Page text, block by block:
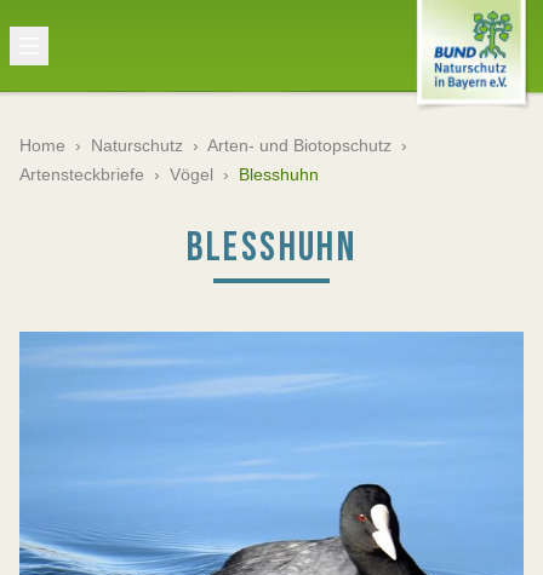
Home › Naturschutz › Arten- und Biotopschutz ›
Artensteckbriefe › Vögel › Blesshuhn
BLESSHUHN